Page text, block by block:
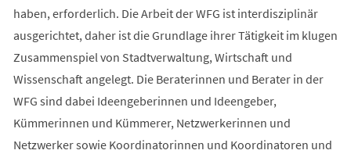
haben, erforderlich. Die Arbeit der WFG ist interdisziplinär
ausgerichtet, daher ist die Grundlage ihrer Tätigkeit im klugen
Zusammenspiel von Stadtverwaltung, Wirtschaft und
Wissenschaft angelegt. Die Beraterinnen und Berater in der
WFG sind dabei Ideengeberinnen und Ideengeber,
Kümmerinnen und Kümmerer, Netzwerkerinnen und
Netzwerker sowie Koordinatorinnen und Koordinatoren und